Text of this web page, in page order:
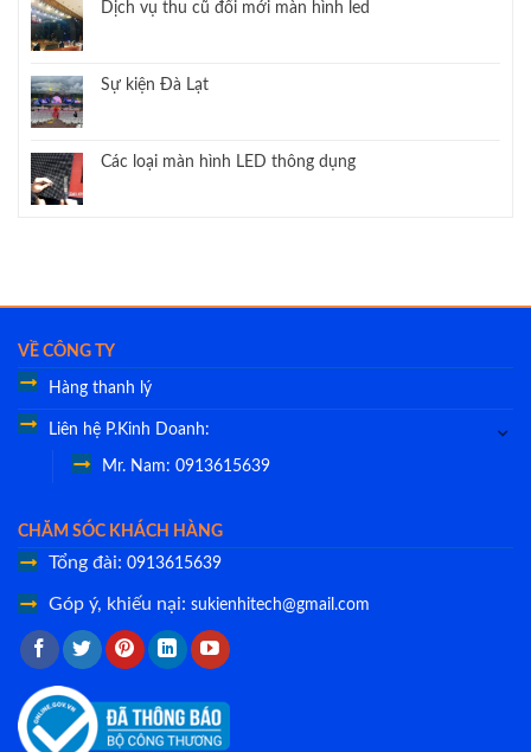
Dịch vụ thu cũ đổi mới màn hình led
Sự kiện Đà Lạt
Các loại màn hình LED thông dụng
VỀ CÔNG TY
Hàng thanh lý
Liên hệ P.Kinh Doanh:
Mr. Nam: 0913615639
CHĂM SÓC KHÁCH HÀNG
Tổng đài: 0913615639
Góp ý, khiếu nại: sukienhitech@gmail.com